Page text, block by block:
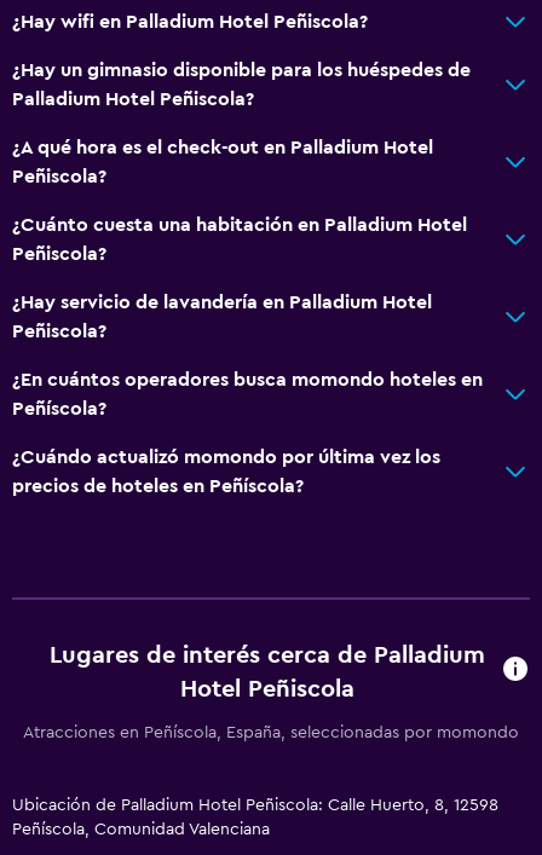
¿Hay wifi en Palladium Hotel Peñiscola?
¿Hay un gimnasio disponible para los huéspedes de
Palladium Hotel Peñiscola?
¿A qué hora es el check-out en Palladium Hotel
Peñiscola?
¿Cuánto cuesta una habitación en Palladium Hotel
Peñiscola?
¿Hay servicio de lavandería en Palladium Hotel
Peñiscola?
¿En cuántos operadores busca momondo hoteles en
Peñíscola?
¿Cuándo actualizó momondo por última vez los
precios de hoteles en Peñíscola?
Lugares de interés cerca de Palladium
Hotel Peñiscola
Atracciones en Peñíscola, España, seleccionadas por momondo
Ubicación de Palladium Hotel Peñiscola: Calle Huerto, 8, 12598
Peñíscola, Comunidad Valenciana